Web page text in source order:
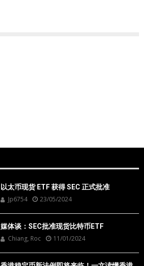
以太币现货 ETF 获得 SEC 正式批准
Jp6754 23/05/2024
媒体谈：SEC批准现货比特币ETF
Chiang, Roc 11/01/2024